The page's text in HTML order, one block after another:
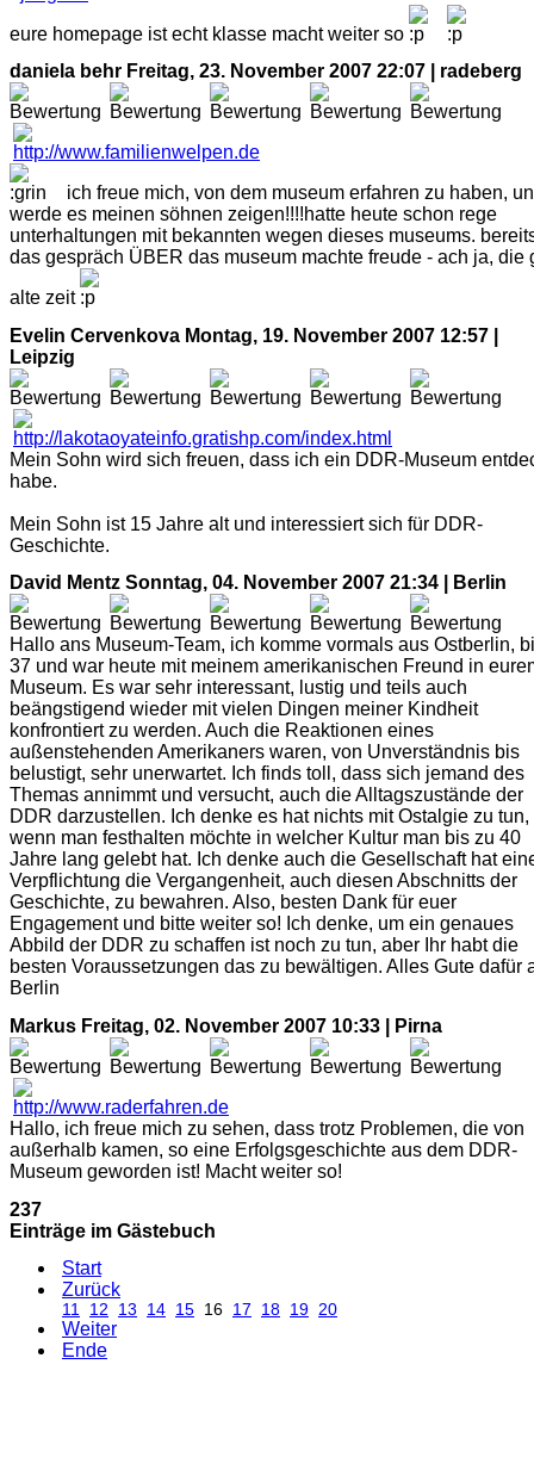
eure homepage ist echt klasse macht weiter so
daniela behr Freitag, 23. November 2007 22:07 | radeberg
ich freue mich, von dem museum erfahren zu haben,
werde es meinen söhnen zeigen!!!!hatte heute schon rege
unterhaltungen mit bekannten wegen dieses museums.
das gespräch ÜBER das museum machte freude - ach ja, die
alte zeit
Evelin Cervenkova Montag, 19. November 2007 12:57 |
Leipzig
Mein Sohn wird sich freuen, dass ich ein DDR-Museum
habe.
Mein Sohn ist 15 Jahre alt und interessiert sich für DDR-
Geschichte.
David Mentz Sonntag, 04. November 2007 21:34 | Berlin
Hallo ans Museum-Team, ich komme vormals aus Ostberlin,
37 und war heute mit meinem amerikanischen Freund in
Museum. Es war sehr interessant, lustig und teils auch
beängstigend wieder mit vielen Dingen meiner Kindheit
konfrontiert zu werden. Auch die Reaktionen eines
außenstehenden Amerikaners waren, von Unverständnis bis
belustigt, sehr unerwartet. Ich finds toll, dass sich jemand des
Themas annimmt und versucht, auch die Alltagszustände der
DDR darzustellen. Ich denke es hat nichts mit Ostalgie zu tun,
wenn man festhalten möchte in welcher Kultur man bis zu 40
Jahre lang gelebt hat. Ich denke auch die Gesellschaft hat
Verpflichtung die Vergangenheit, auch diesen Abschnitts der
Geschichte, zu bewahren. Also, besten Dank für euer
Engagement und bitte weiter so! Ich denke, um ein genaues
Abbild der DDR zu schaffen ist noch zu tun, aber Ihr habt die
besten Voraussetzungen das zu bewältigen. Alles Gute dafür
Berlin
Markus Freitag, 02. November 2007 10:33 | Pirna
Hallo, ich freue mich zu sehen, dass trotz Problemen, die von
außerhalb kamen, so eine Erfolgsgeschichte aus dem DDR-
Museum geworden ist! Macht weiter so!
237
Einträge im Gästebuch
Start
Zurück
11 12 13 14 15 16 17 18 19 20
Weiter
Ende